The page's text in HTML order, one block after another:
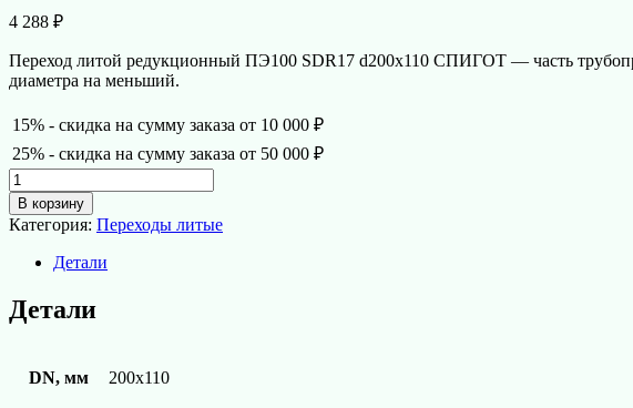
4 288 ₽
Переход литой редукционный ПЭ100 SDR17 d200х110 СПИГОТ — часть
диаметра на меньший.
15% - скидка на сумму заказа от 10 000 ₽
25% - скидка на сумму заказа от 50 000 ₽
Количество
товара
Переход
литой
ред.
ПЭ100
SDR17
d200х110
В корзину
Категория: Переходы литые
Детали
Детали
DN, мм 200х110